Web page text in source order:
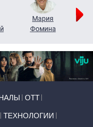
Мария
Фомина
ОТТ
ТЕХНОЛОГИИ